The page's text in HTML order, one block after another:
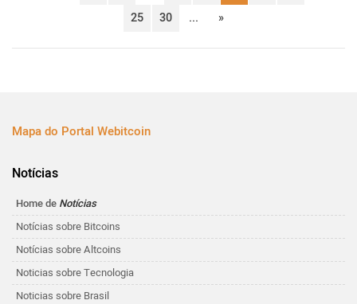
25
30 ... »
Mapa do Portal Webitcoin
Notícias
Home de Notícias
Notícias sobre Bitcoins
Notícias sobre Altcoins
Noticias sobre Tecnologia
Noticias sobre Brasil